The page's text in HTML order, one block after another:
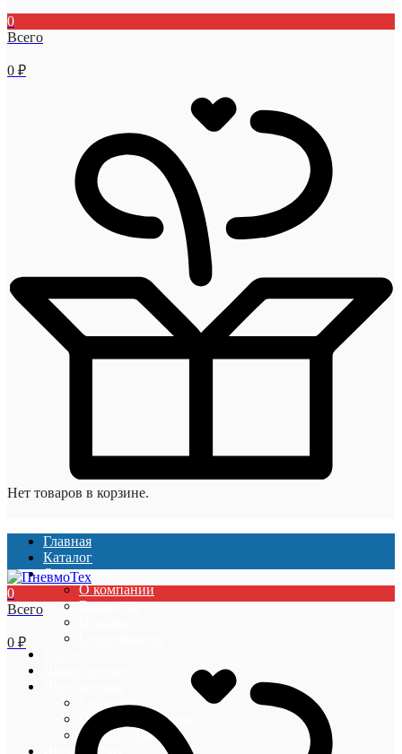
0
Всего
0 ₽
Нет товаров в корзине.
Главная
Каталог
О компании
О компании
Вакансии
Гарантии
Оплата и доставка
Акции и скидки
0
Всего
0 ₽